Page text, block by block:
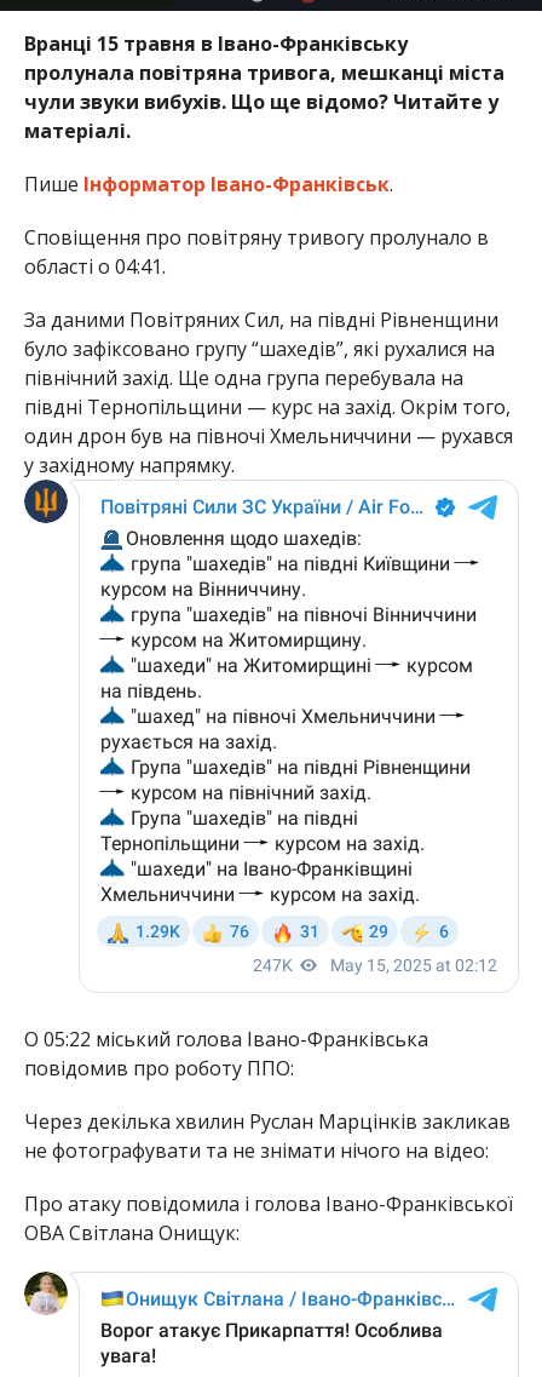
Вранці 15 травня в Івано-Франківську
пролунала повітряна тривога, мешканці міста
чули звуки вибухів. Що ще відомо? Читайте у
матеріалі.
Пише Інформатор Івано-Франківськ.
Сповіщення про повітряну тривогу пролунало в
області о 04:41.
За даними Повітряних Сил, на півдні Рівненщини
було зафіксовано групу “шахедів”, які рухалися на
північний захід. Ще одна група перебувала на
півдні Тернопільщини — курс на захід. Окрім того,
один дрон був на півночі Хмельниччини — рухався
у західному напрямку.
О 05:22 міський голова Івано-Франківська
повідомив про роботу ППО:
Через декілька хвилин Руслан Марцінків закликав
не фотографувати та не знімати нічого на відео:
Про атаку повідомила і голова Івано-Франківської
ОВА Світлана Онищук: